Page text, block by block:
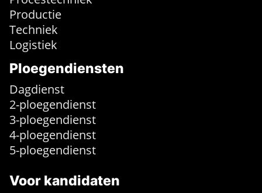
Productie
Techniek
Logistiek
Ploegendiensten
Dagdienst
2-ploegendienst
3-ploegendienst
4-ploegendienst
5-ploegendienst
Voor kandidaten